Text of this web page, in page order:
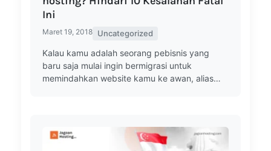
Ini
Maret 19, 2018 Uncategorized
Kalau kamu adalah seorang pebisnis yang
baru saja mulai ingin bermigrasi untuk
memindahkan website kamu ke awan, alias…